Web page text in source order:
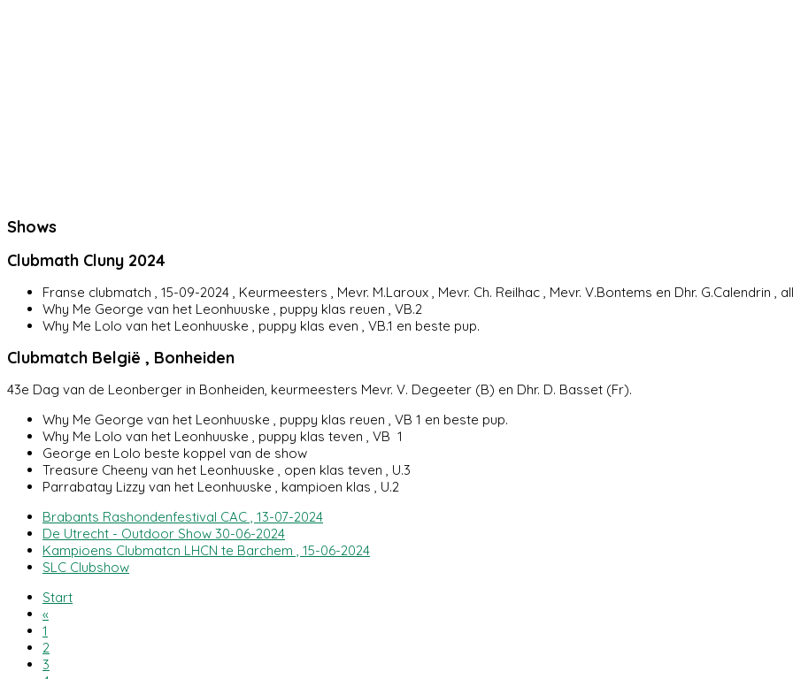
Shows
Clubmath Cluny 2024
Franse clubmatch , 15-09-2024 , Keurmeesters , Mevr. M.Laroux , Mevr. Ch. Reilhac , Mevr. V.Bontems en Dhr. G.Calendrin ,
Why Me George van het Leonhuuske , puppy klas reuen , VB.2
Why Me Lolo van het Leonhuuske , puppy klas even , VB.1 en beste pup.
Clubmatch België , Bonheiden
43e Dag van de Leonberger in Bonheiden, keurmeesters Mevr. V. Degeeter (B) en Dhr. D. Basset (Fr).
Why Me George van het Leonhuuske , puppy klas reuen , VB 1 en beste pup.
Why Me Lolo van het Leonhuuske , puppy klas teven , VB 1
George en Lolo beste koppel van de show
Treasure Cheeny van het Leonhuuske , open klas teven , U.3
Parrabatay Lizzy van het Leonhuuske , kampioen klas , U.2
Brabants Rashondenfestival CAC , 13-07-2024
De Utrecht - Outdoor Show 30-06-2024
Kampioens Clubmatcn LHCN te Barchem , 15-06-2024
SLC Clubshow
Start
«
1
2
3